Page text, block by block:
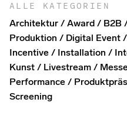
ALLE KATEGORIEN
Architektur Award B2B
Produktion
Digital Event
Incentive
Installation
Kunst
Livestream
Performance
Screening